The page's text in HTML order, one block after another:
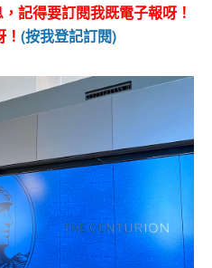
記得要訂閱我既電子報呀！
(按我登記訂閱)